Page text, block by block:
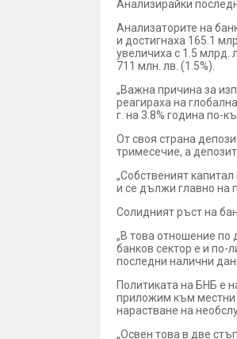
Анализирайки
Анализаторите на
и достигнаха 165.1
увеличиха с 1.5 млрд.
711 млн. лв. (1.5%).
„Важна причина за
реагираха на
г. на 3.8% година по-
От своя страна
тримесечие, а
„Собственият
и се дължи главно на
Солидният ръст на
„В това отношение по
банков сектор е и по-
последни налични
Политиката на БНБ е
приложим към местни
нарастване на
„Освен това в две